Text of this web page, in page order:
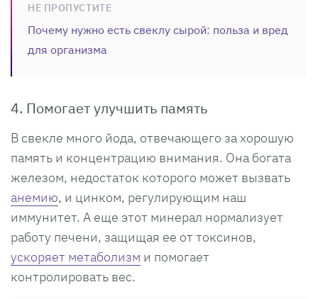
НЕ ПРОПУСТИТЕ
Почему нужно есть свеклу сырой: польза и вред
для организма
4. Помогает улучшить память
В свекле много йода, отвечающего за хорошую
память и концентрацию внимания. Она богата
железом, недостаток которого может вызвать
анемию, и цинком, регулирующим наш
иммунитет. А еще этот минерал нормализует
работу печени, защищая ее от токсинов,
ускоряет метаболизм и помогает
контролировать вес.